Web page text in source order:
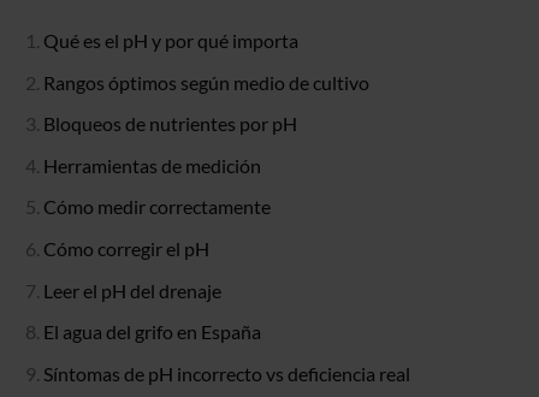
Qué es el pH y por qué importa
Rangos óptimos según medio de cultivo
Bloqueos de nutrientes por pH
Herramientas de medición
Cómo medir correctamente
Cómo corregir el pH
Leer el pH del drenaje
El agua del grifo en España
Síntomas de pH incorrecto vs deficiencia real